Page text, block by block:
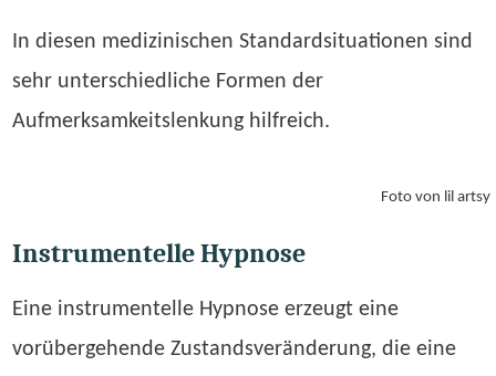
In diesen medizinischen Standardsituationen sind
sehr unterschiedliche Formen der
Aufmerksamkeitslenkung hilfreich.
Foto von lil artsy
Instrumentelle Hypnose
Eine instrumentelle Hypnose erzeugt eine
vorübergehende Zustandsveränderung, die eine